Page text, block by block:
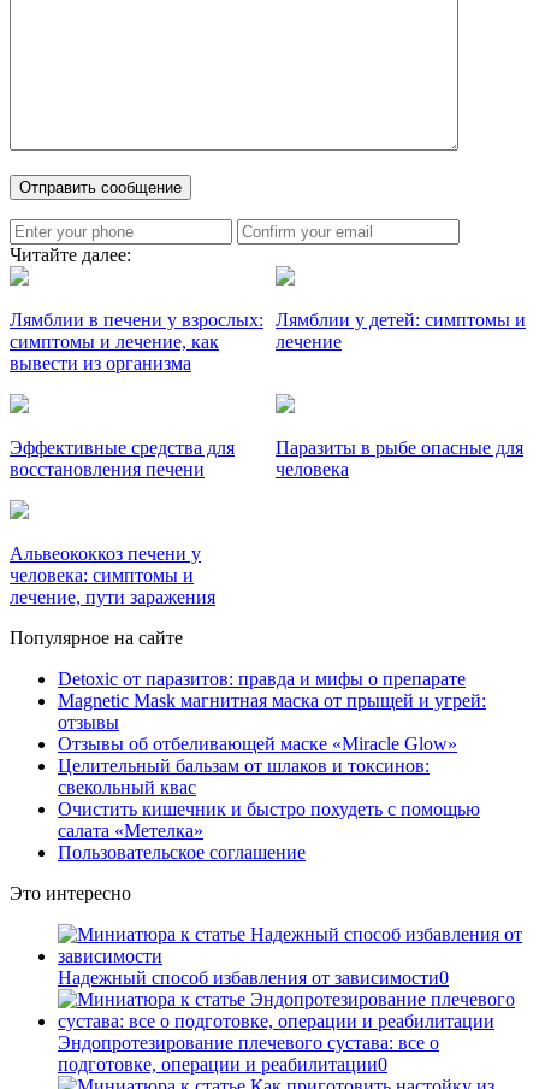
Читайте далее:
Лямблии в печени у взрослых:
симптомы и лечение, как
вывести из организма
Лямблии у детей: симптомы и
лечение
Эффективные средства для
восстановления печени
Паразиты в рыбе опасные для
человека
Альвеококкоз печени у
человека: симптомы и
лечение, пути заражения
Популярное на сайте
Detoxic от паразитов: правда и мифы о препарате
Magnetic Mask магнитная маска от прыщей и угрей:
отзывы
Отзывы об отбеливающей маске «Miracle Glow»
Целительный бальзам от шлаков и токсинов:
свекольный квас
Очистить кишечник и быстро похудеть с помощью
салата «Метелка»
Пользовательское соглашение
Это интересно
Надежный способ избавления от зависимости0
Эндопротезирование плечевого сустава: все о
подготовке, операции и реабилитации0